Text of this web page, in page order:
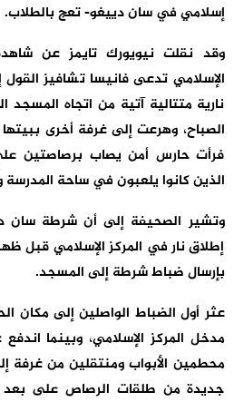
إسلامي في سان دييغو- تعج بالطلاب.
وقد نقلت نيويورك تايمز عن
الإسلامي تدعى فانيسا تشافيز
نارية متتالية آتية من اتجاه
الصباح، وهرعت إلى غرفة أخرى
فرأت حارس أمن يصاب برصاصتين
الذين كانوا يلعبون في ساحة المدرسة
وتشير الصحيفة إلى أن شرطة سان
إطلاق نار في المركز الإسلامي قبل
بإرسال ضباط شرطة إلى المسجد.
مدخل المركز الإسلامي، وبينما
محطمين الأبواب ومنتقلين من غرفة
جديدة من طلقات الرصاص على بعد